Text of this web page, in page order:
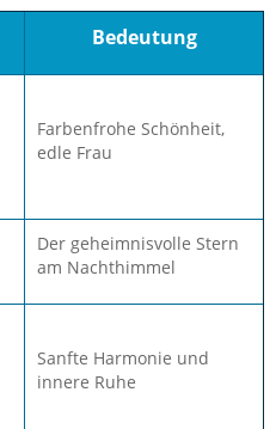
Bedeutung
Farbenfrohe Schönheit,
edle Frau
Der geheimnisvolle Stern
am Nachthimmel
Sanfte Harmonie und
innere Ruhe